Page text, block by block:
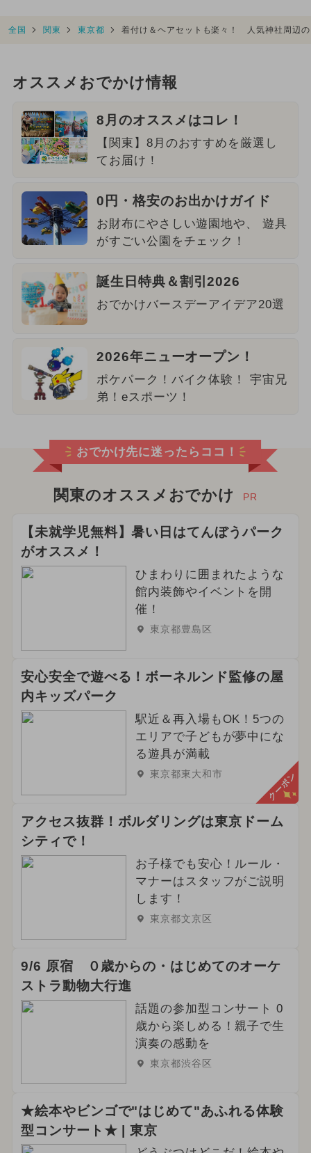
全国 関東 東京都 着付け＆ヘアセットも楽々！ 人気神社周辺
オススメおでかけ情報
8月のオススメはコレ！
【関東】8月のおすすめを厳選し
てお届け！
0円・格安のお出かけガイド
お財布にやさしい遊園地や、 遊具
がすごい公園をチェック！
誕生日特典＆割引2026
おでかけバースデーアイデア20選
2026年ニューオープン！
ポケパーク！バイク体験！ 宇宙兄
弟！eスポーツ！
おでかけ先に迷ったらココ！
関東のオススメおでかけ PR
【未就学児無料】暑い日はてんぼうパーク
がオススメ！
ひまわりに囲まれたような
館内装飾やイベントを開
催！
東京都豊島区
安心安全で遊べる！ボーネルンド監修の屋
内キッズパーク
駅近＆再入場もOK！5つの
エリアで子どもが夢中にな
る遊具が満載
東京都東大和市 クーポン
アクセス抜群！ボルダリングは東京ドーム
シティで！
お子様でも安心！ルール・
マナーはスタッフがご説明
します！
東京都文京区
9/6 原宿 ０歳からの・はじめてのオーケ
ストラ動物大行進
話題の参加型コンサート 0
歳から楽しめる！親子で生
演奏の感動を
東京都渋谷区
★絵本やビンゴで"はじめて"あふれる体験
型コンサート★ | 東京